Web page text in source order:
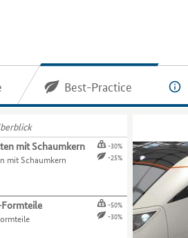
Best-Practice
mit Schaumkern
mit Schaumkern
-30%
-25%
-50%
-30%